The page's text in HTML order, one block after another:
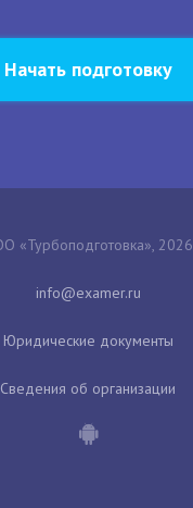
Начать подготовку
«Турбоподготовка», 2026
Юридические документы
Сведения об организации